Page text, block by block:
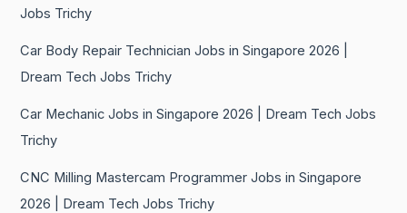
Jobs Trichy
Car Body Repair Technician Jobs in Singapore 2026 |
Dream Tech Jobs Trichy
Car Mechanic Jobs in Singapore 2026 | Dream Tech Jobs
Trichy
CNC Milling Mastercam Programmer Jobs in Singapore
2026 | Dream Tech Jobs Trichy